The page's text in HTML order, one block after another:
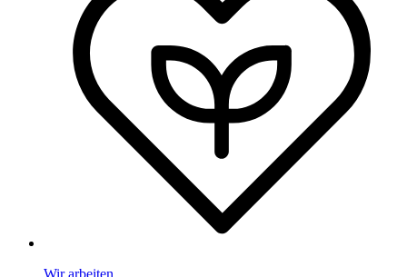
Wir arbeiten